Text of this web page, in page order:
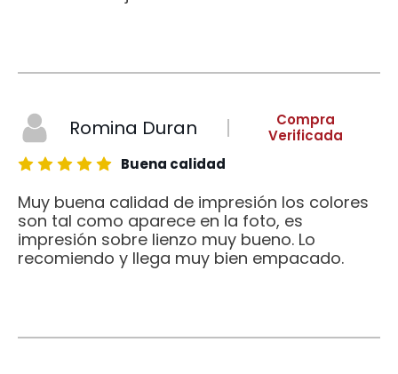
Romina Duran
Compra
Verificada
Buena calidad
Muy buena calidad de impresión los colores
son tal como aparece en la foto, es
impresión sobre lienzo muy bueno. Lo
recomiendo y llega muy bien empacado.